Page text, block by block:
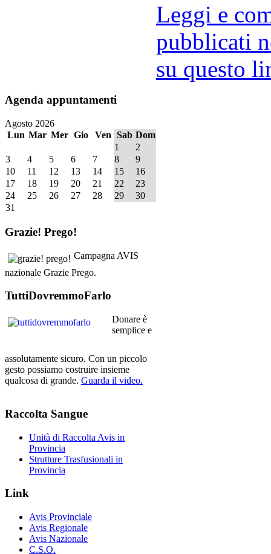
Leggi e
pubblicati
su questo
Agenda appuntamenti
Agosto 2026
Lun Mar Mer Gio Ven Sab Dom
1
2
3
4 5 6 7 8
9
10
11 12 13 14 15
16
17
18 19 20 21 22
23
24
25 26 27 28 29
30
31
Grazie! Prego!
Campagna AVIS
nazionale Grazie Prego.
TuttiDovremmoFarlo
Donare è
semplice e
assolutamente sicuro. Con un piccolo
gesto possiamo costruire insieme
qualcosa di grande. Guarda il video.
Raccolta Sangue
Unità di Raccolta Avis in
Provincia
Strutture Trasfusionali in
Provincia
Link
Avis Provinciale
Avis Regionale
Avis Nazionale
C.S.O.